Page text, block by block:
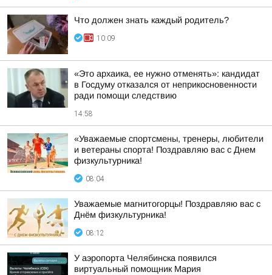
Что должен знать каждый родитель?
10:09
«Это архаика, ее нужно отменять»: кандидат
в Госдуму отказался от неприкосновенности
ради помощи следствию
14:58
«Уважаемые спортсмены, тренеры, любители
и ветераны спорта! Поздравляю вас с Днем
физкультурника!
08:04
Уважаемые магнитогорцы! Поздравляю вас с
Днём физкультурника!
08:12
У аэропорта Челябинска появился
виртуальный помощник Мария